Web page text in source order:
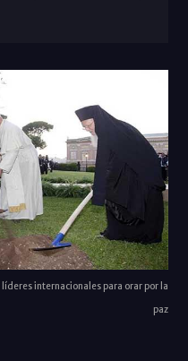
internacionales para orar por la
paz